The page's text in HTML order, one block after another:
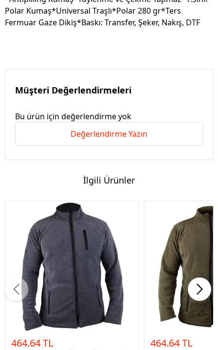
Polar Kumaş*Universal Traşlı*Polar 280 gr*Ters
Fermuar Gaze Dikiş*Baskı: Transfer, Şeker, Nakış, DTF
Müşteri Değerlendirmeleri
Bu ürün için değerlendirme yok
Değerlendirme Yazın
İlgili Ürünler
464.64 TL 464.64 TL